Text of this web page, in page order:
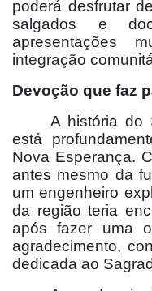
poderá desfrutar
salgados e
apresentações
integração
Devoção que faz
A história do
está
Nova Esperança.
antes mesmo da
um engenheiro
da região teria
após fazer uma
agradecimento,
dedicada ao